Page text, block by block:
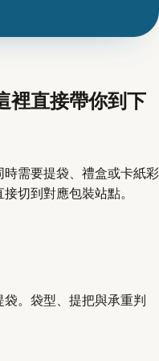
裡直接帶你到下
需要提袋、禮盒或卡紙彩
切到對應包裝站點。
。袋型、提把與承重判